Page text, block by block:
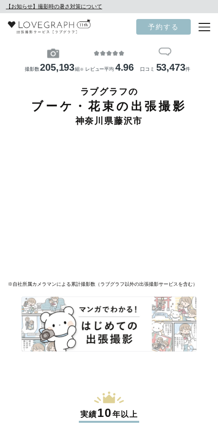
【お知らせ】撮影時の暑さ対策について
予約する
撮影数205,193組 ※ レビュー平均 4.96 口コミ 53,473件
ラブグラフの
ブーケ・花束の出張撮影
神奈川県藤沢市
※自社所属カメラマンによる累計撮影数（ラブグラフ以外の出張撮影サービスを含む）
実績10年以上